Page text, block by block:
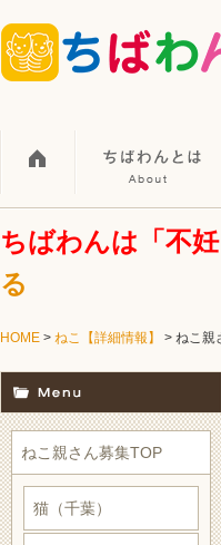
ちばわんは「不
る
HOME > ねこ【詳細情報】 > ねこ親
ねこ親さん募集TOP
猫（千葉）